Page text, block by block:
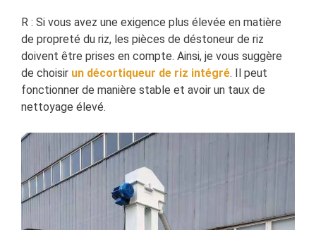
R : Si vous avez une exigence plus élevée en matière
de propreté du riz, les pièces de déstoneur de riz
doivent être prises en compte. Ainsi, je vous suggère
de choisir un décortiqueur de riz intégré. Il peut
fonctionner de manière stable et avoir un taux de
nettoyage élevé.